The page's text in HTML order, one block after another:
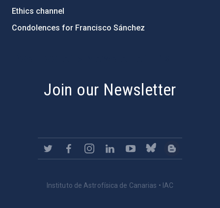
Ethics channel
Condolences for Francisco Sánchez
Join our Newsletter
Instituto de Astrofísica de Canarias • IAC